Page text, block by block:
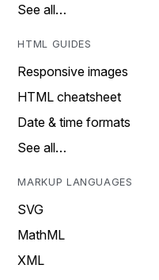
See all…
HTML GUIDES
Responsive images
HTML cheatsheet
Date & time formats
See all…
MARKUP LANGUAGES
SVG
MathML
XML